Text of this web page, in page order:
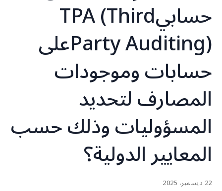
حسابيTPA (Third
Party Auditing)على
حسابات وموجودات
المصارف لتحديد
المسؤوليات وذلك حسب
المعايير الدولية؟
22 ديسمبر، 2025